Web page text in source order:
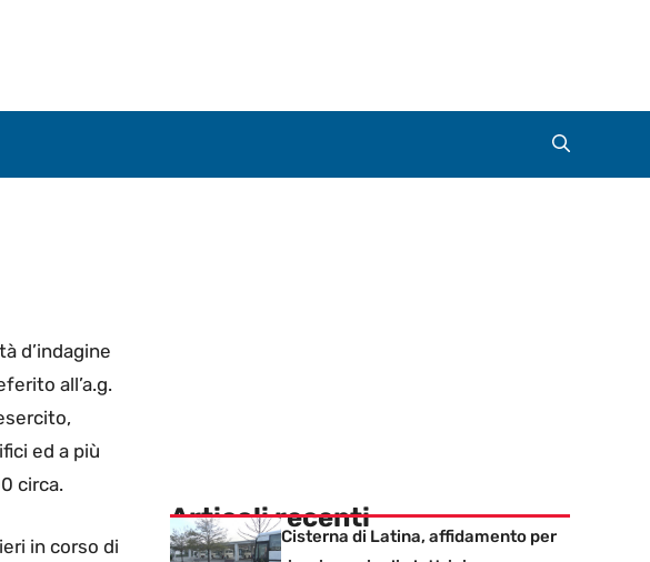
d’indagine
all’a.g.
ed a più
circa.
in corso di
Articoli recenti
Cisterna di Latina, affidamento per